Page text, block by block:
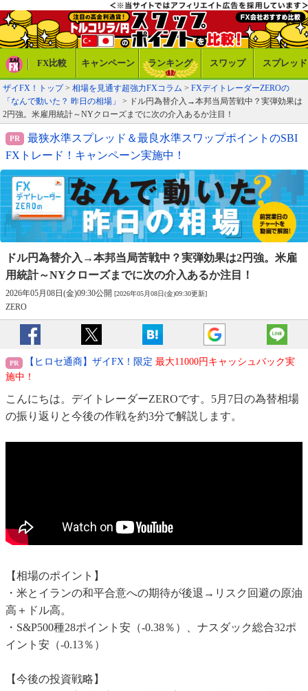
FX比較 キャンペーン ランキング スワップ スプレッド
ザイFX！トップ> 相場を見通す超強力FXコラム > FXデイトレーダーZEROの
「なんで動いた？ 昨日の相場」
> ドル円為替介入→本邦当局苦戦中？実弾効果は
2円強。米雇用統計～NYクローズまでに次の介入あるか注目！
最狭水準スプレッド＆最良水準スワップポイントのSBI
FXトレード！キャンペーン実施中！
ドル円為替介入→本邦当局苦戦中？実弾効果は2円強。 米雇
用統計～NYクローズまでに次の介入あるか注目！
2026年05月08日(金)09:30公開 [2026年05月08日(金)09:30更新]
ZERO
【ヒロセ通商】ザイFX！限定 最大11000円キャッシュバック実
施中！
こんにちは。デイトレーダーZEROです。5月7日の為替相場
の振り返りと今後の作戦を約3分で解説します。
【相場のポイント】
・米とイランの和平合意への期待が後退→リスク回避の原油
高＋ドル高。
・S&P500種28ポイント安（-0.38％）、ナスダック総合32ポ
イント安（-0.13％）
【今後の投資戦略】